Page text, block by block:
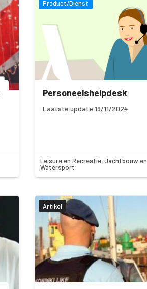
Product/Dienst
Personeelshelpdesk
Laatste update 19/11/2024
Leisure en Recreatie, Jachtbouw en
Watersport
Artikel